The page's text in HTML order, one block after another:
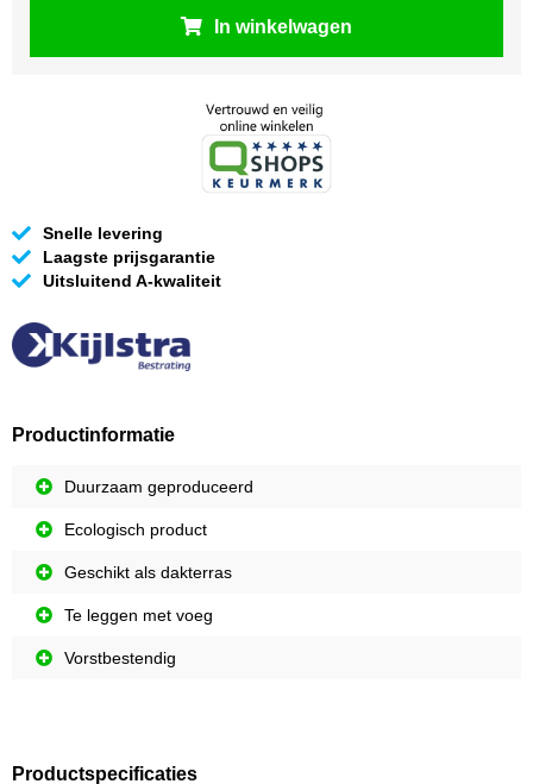
In winkelwagen
Snelle levering
Laagste prijsgarantie
Uitsluitend A-kwaliteit
Productinformatie
Duurzaam geproduceerd
Ecologisch product
Geschikt als dakterras
Te leggen met voeg
Vorstbestendig
Productspecificaties